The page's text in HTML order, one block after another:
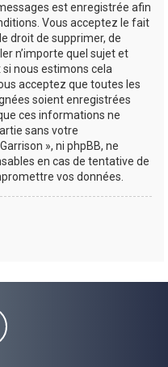
est enregistrée afin
Vous acceptez le fait
droit de supprimer, de
n’importe quel sujet et
nous estimons cela
acceptez que toutes les
soient enregistrées
ces informations ne
sans votre
», ni phpBB, ne
en cas de tentative de
vos données.